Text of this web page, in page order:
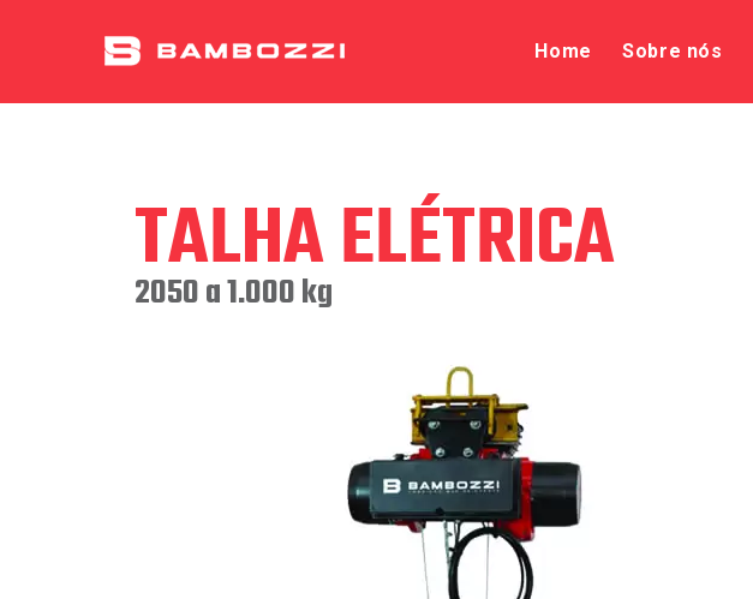
Home Sobre nós
TALHA ELÉTRICA
2050 a 1.000 kg